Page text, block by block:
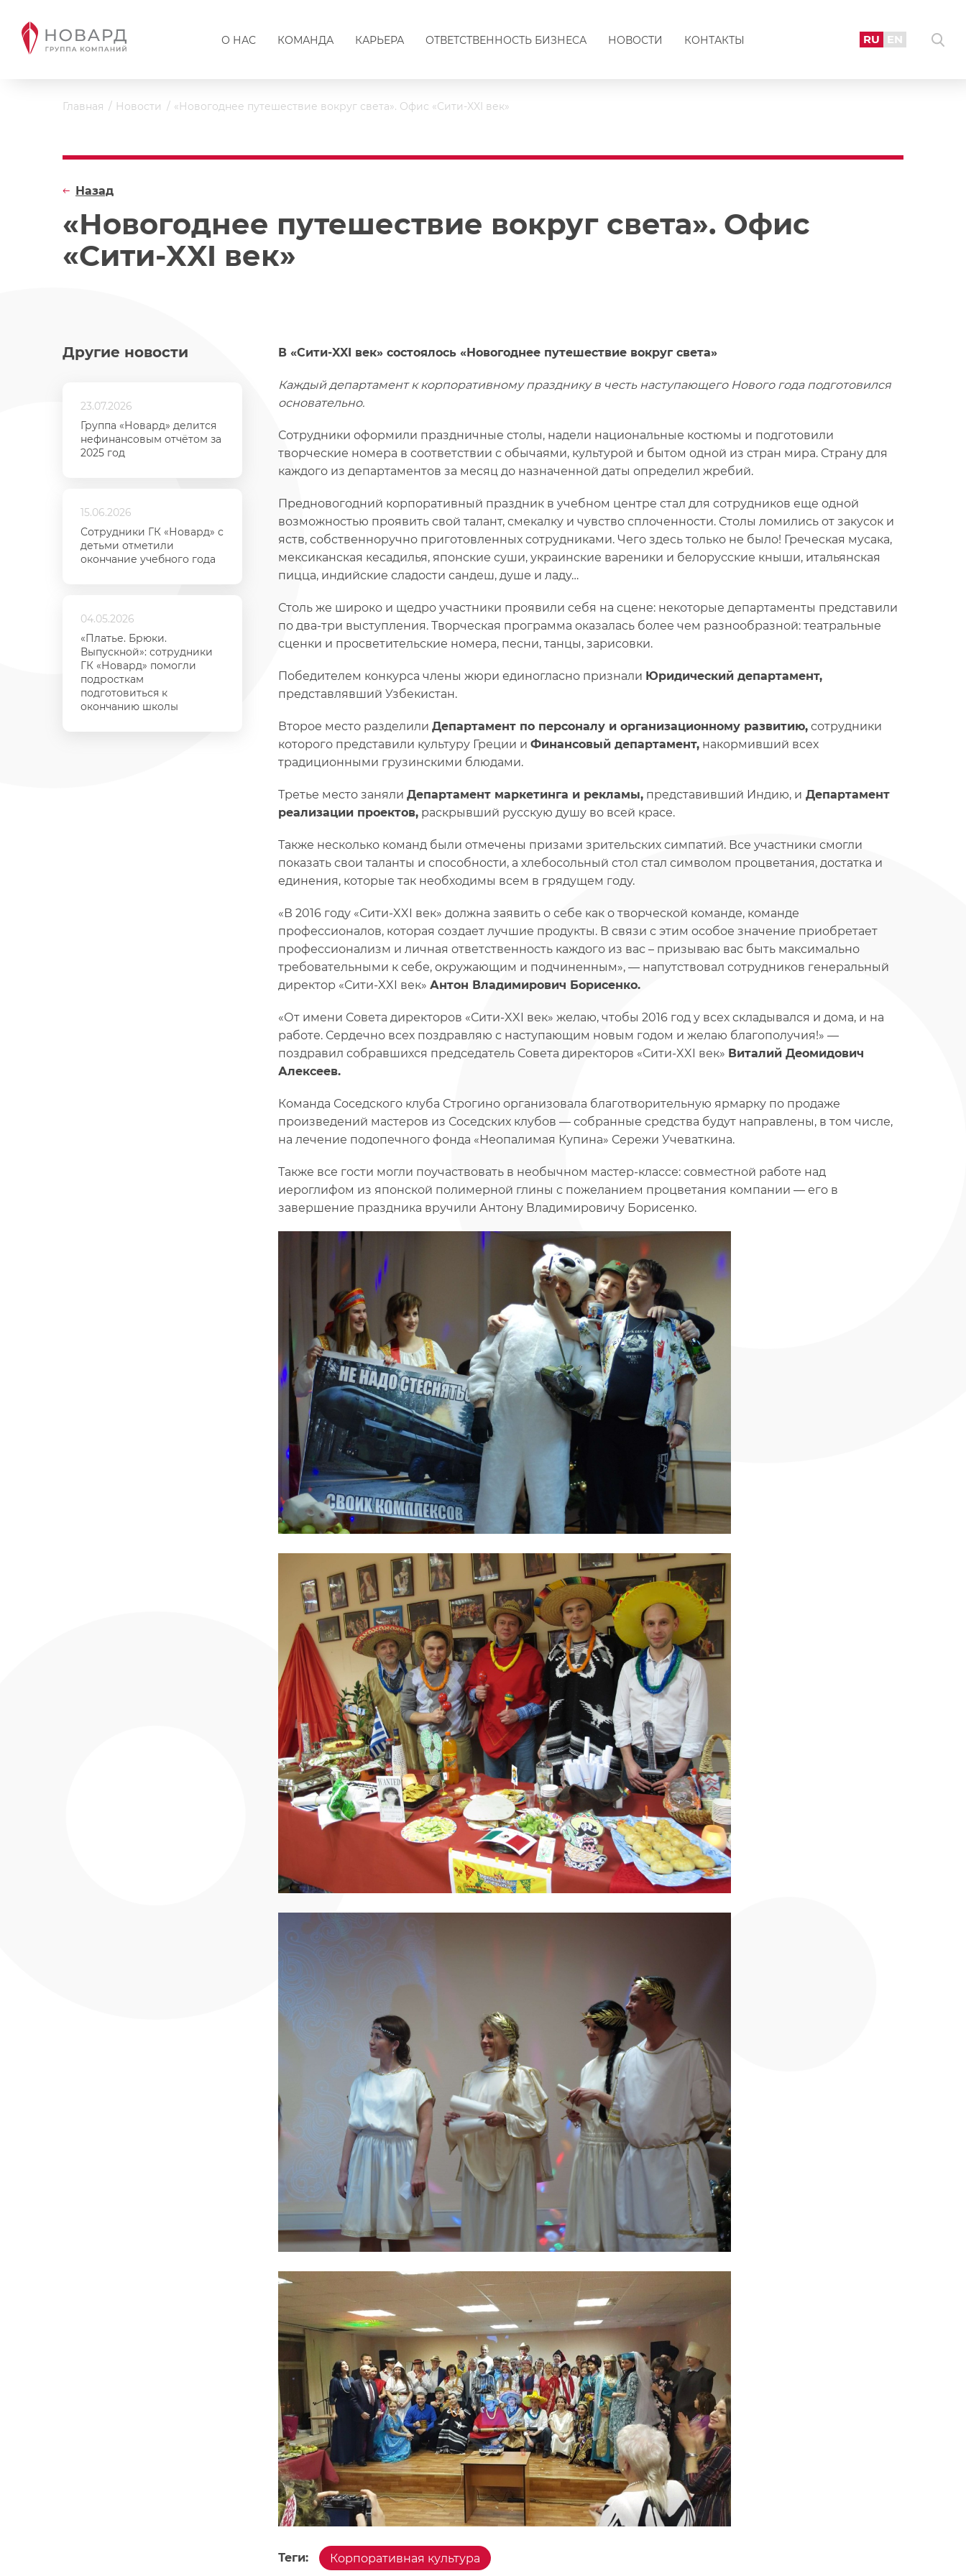
О НАС КОМАНДА КАРЬЕРА ОТВЕТСТВЕННОСТЬ БИЗНЕСА НОВОСТИ КОНТАКТЫ RU EN
Главная Новости «Новогоднее путешествие вокруг света». Офис «Сити-XXI век»
«Новогоднее путешествие вокруг света». Офис
«Сити-XXI век»
Назад
Другие новости
23.07.2026
Группа «Новард» делится
нефинансовым отчётом за
2025 год
15.06.2026
Сотрудники ГК «Новард» с
детьми отметили
окончание учебного года
04.05.2026
«Платье. Брюки.
Выпускной»: сотрудники
ГК «Новард» помогли
подросткам
подготовиться к
окончанию школы
В «Сити-XXI век» состоялось «Новогоднее путешествие вокруг света»
Каждый департамент к корпоративному празднику в честь наступающего Нового года подготовился
основательно.
Сотрудники оформили праздничные столы, надели национальные костюмы и подготовили
творческие номера в соответствии с обычаями, культурой и бытом одной из стран мира. Страну для
каждого из департаментов за месяц до назначенной даты определил жребий.
Предновогодний корпоративный праздник в учебном центре стал для сотрудников еще одной
возможностью проявить свой талант, смекалку и чувство сплоченности. Столы ломились от закусок и
яств, собственноручно приготовленных сотрудниками. Чего здесь только не было! Греческая мусака,
мексиканская кесадилья, японские суши, украинские вареники и белорусские кныши, итальянская
пицца, индийские сладости сандеш, душе и ладу…
Столь же широко и щедро участники проявили себя на сцене: некоторые департаменты представили
по два-три выступления. Творческая программа оказалась более чем разнообразной: театральные
сценки и просветительские номера, песни, танцы, зарисовки.
Победителем конкурса члены жюри единогласно признали Юридический департамент,
представлявший Узбекистан.
Второе место разделили Департамент по персоналу и организационному развитию, сотрудники
которого представили культуру Греции и Финансовый департамент, накормивший всех
традиционными грузинскими блюдами.
Третье место заняли Департамент маркетинга и рекламы, представивший Индию, и Департамент
реализации проектов, раскрывший русскую душу во всей красе.
Также несколько команд были отмечены призами зрительских симпатий. Все участники смогли
показать свои таланты и способности, а хлебосольный стол стал символом процветания, достатка и
единения, которые так необходимы всем в грядущем году.
«В 2016 году «Сити-XXI век» должна заявить о себе как о творческой команде, команде
профессионалов, которая создает лучшие продукты. В связи с этим особое значение приобретает
профессионализм и личная ответственность каждого из вас – призываю вас быть максимально
требовательными к себе, окружающим и подчиненным», — напутствовал сотрудников генеральный
директор «Сити-XXI век» Антон Владимирович Борисенко.
«От имени Совета директоров «Сити-XXI век» желаю, чтобы 2016 год у всех складывался и дома, и на
работе. Сердечно всех поздравляю с наступающим новым годом и желаю благополучия!» —
поздравил собравшихся председатель Совета директоров «Сити-XXI век» Виталий Деомидович
Алексеев.
Команда Соседского клуба Строгино организовала благотворительную ярмарку по продаже
произведений мастеров из Соседских клубов — собранные средства будут направлены, в том числе,
на лечение подопечного фонда «Неопалимая Купина» Сережи Учеваткина.
Также все гости могли поучаствовать в необычном мастер-классе: совместной работе над
иероглифом из японской полимерной глины с пожеланием процветания компании — его в
завершение праздника вручили Антону Владимировичу Борисенко.
Теги: Корпоративная культура